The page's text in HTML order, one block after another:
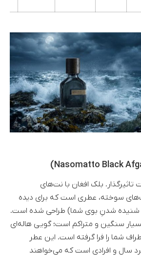
بلک افغان با نت‌های
سوخته، عطری است که برای دیده
شنیده شدنِ بوی شما) طراحی شده است.
سنگین و متراکم است؛ گویی هاله‌ای
شما را فرا گرفته است. این عطر
و افرادی است که می‌خواهند